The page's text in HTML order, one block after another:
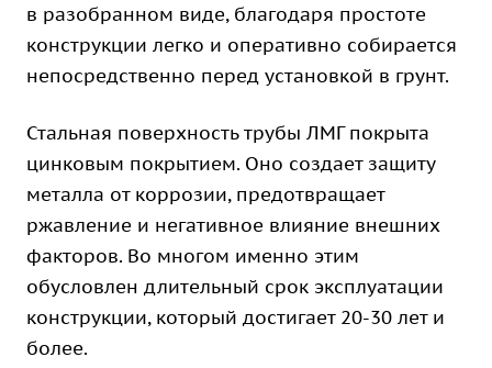
в разобранном виде, благодаря простоте
конструкции легко и оперативно собирается
непосредственно перед установкой в грунт.
Стальная поверхность трубы ЛМГ покрыта
цинковым покрытием. Оно создает защиту
металла от коррозии, предотвращает
ржавление и негативное влияние внешних
факторов. Во многом именно этим
обусловлен длительный срок эксплуатации
конструкции, который достигает 20-30 лет и
более.